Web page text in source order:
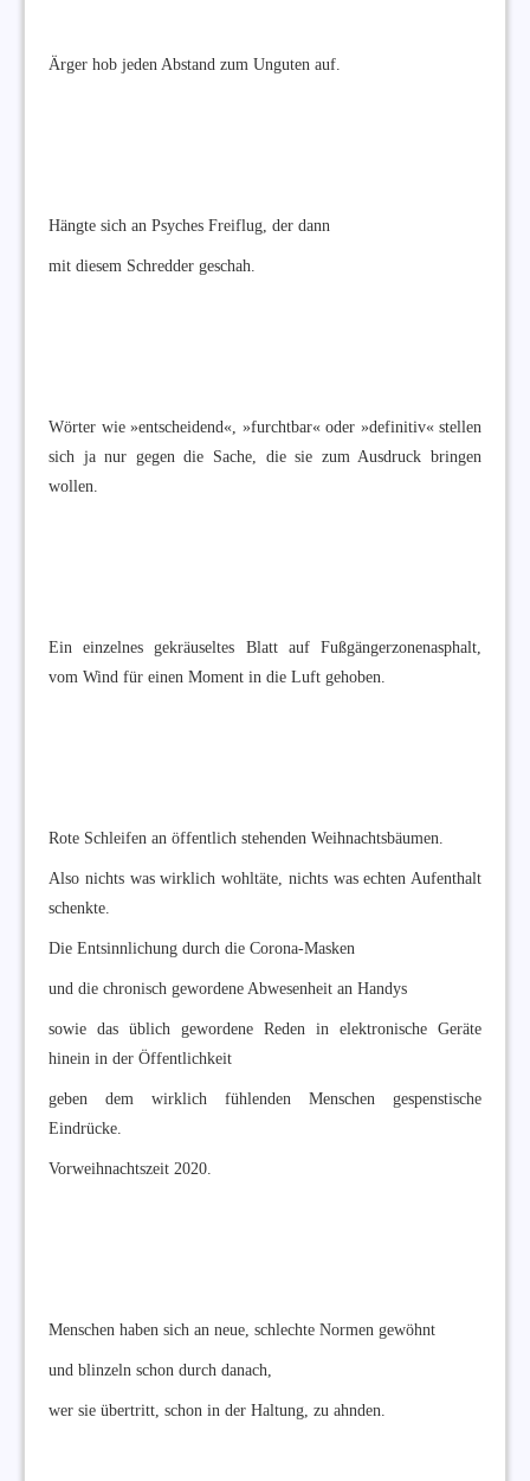
Ärger hob jeden Abstand zum Unguten auf.
Hängte sich an Psyches Freiflug, der dann
mit diesem Schredder geschah.
Wörter wie »entscheidend«, »furchtbar« oder »definitiv« stellen
sich ja nur gegen die Sache, die sie zum Ausdruck bringen
wollen.
Ein einzelnes gekräuseltes Blatt auf Fußgängerzonenasphalt,
vom Wind für einen Moment in die Luft gehoben.
Rote Schleifen an öffentlich stehenden Weihnachtsbäumen.
Also nichts was wirklich wohltäte, nichts was echten Aufenthalt
schenkte.
Die Entsinnlichung durch die Corona-Masken
und die chronisch gewordene Abwesenheit an Handys
sowie das üblich gewordene Reden in elektronische Geräte
hinein in der Öffentlichkeit
geben dem wirklich fühlenden Menschen gespenstische
Eindrücke.
Vorweihnachtszeit 2020.
Menschen haben sich an neue, schlechte Normen gewöhnt
und blinzeln schon durch danach,
wer sie übertritt, schon in der Haltung, zu ahnden.